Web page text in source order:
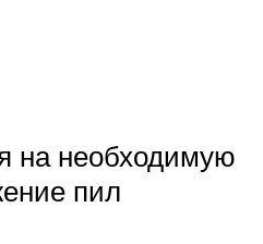
на необходимую
пил